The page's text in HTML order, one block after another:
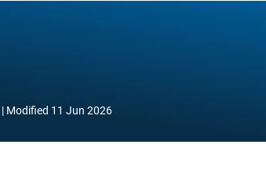
Modified 11 Jun 2026